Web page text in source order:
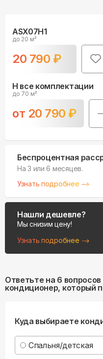
ASX07H1
до 20 м²
20 790 ₽
H все комплектации
до 70 м²
от 20 790 ₽
Беспроцентная
На 3 или 6 месяцев.
Узнать подробнее
Нашли дешевле?
Мы снизим цену!
Узнать подробнее
Ответьте на 6
кондиционер, который
Куда выбираете
Спальня/детская